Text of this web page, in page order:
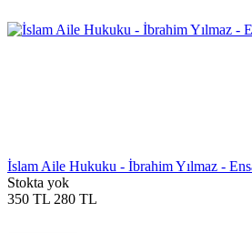
İslam Aile Hukuku - İbrahim Yılmaz -
Stokta yok
350 TL 280 TL